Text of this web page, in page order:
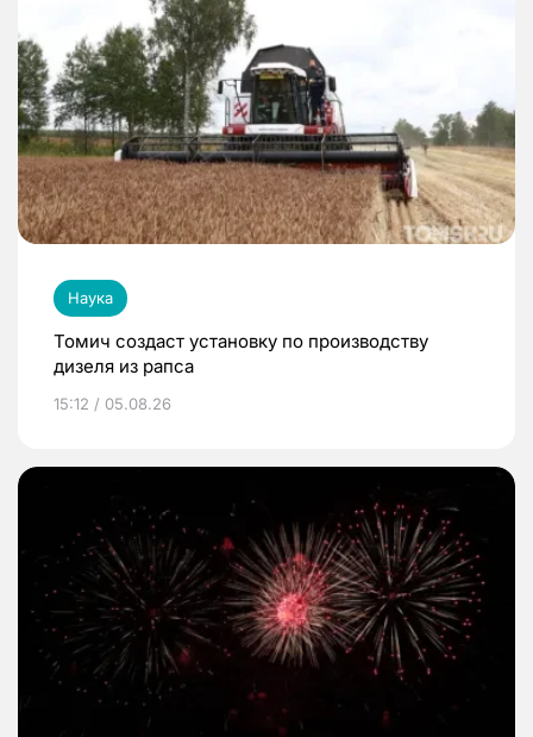
Наука
Томич создаст установку по производству
дизеля из рапса
15:12 / 05.08.26